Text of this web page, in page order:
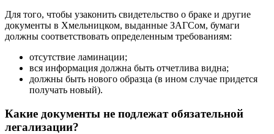
Для того, чтобы узаконить свидетельство о браке и другие
документы в Хмельницком, выданные ЗАГСом, бумаги
должны соответствовать определенным требованиям:
отсутствие ламинации;
вся информация должна быть отчетлива видна;
должны быть нового образца (в ином случае придется
получать новый).
Какие документы не подлежат обязательной
легализации?